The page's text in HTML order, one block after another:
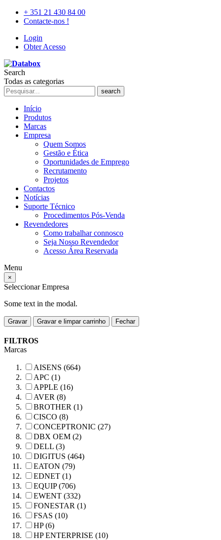
+ 351 21 430 84 00
Contacte-nos !
Login
Obter Acesso
Search
Todas as categorias
search
Início
Produtos
Marcas
Empresa
Quem Somos
Gestão e Ética
Oportunidades de Emprego
Recrutamento
Projetos
Contactos
Notícias
Suporte Técnico
Procedimentos Pós-Venda
Revendedores
Como trabalhar connosco
Seja Nosso Revendedor
Acesso Área Reservada
Menu
×
Seleccionar Empresa
Some text in the modal.
Gravar Gravar e limpar carrinho Fechar
FILTROS
Marcas
AISENS (664)
APC (1)
APPLE (16)
AVER (8)
BROTHER (1)
CISCO (8)
CONCEPTRONIC (27)
DBX OEM (2)
DELL (3)
DIGITUS (464)
EATON (79)
EDNET (1)
EQUIP (706)
EWENT (332)
FONESTAR (1)
FSAS (10)
HP (6)
HP ENTERPRISE (10)